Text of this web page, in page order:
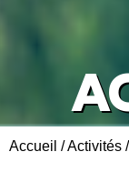
Accueil /Activités /